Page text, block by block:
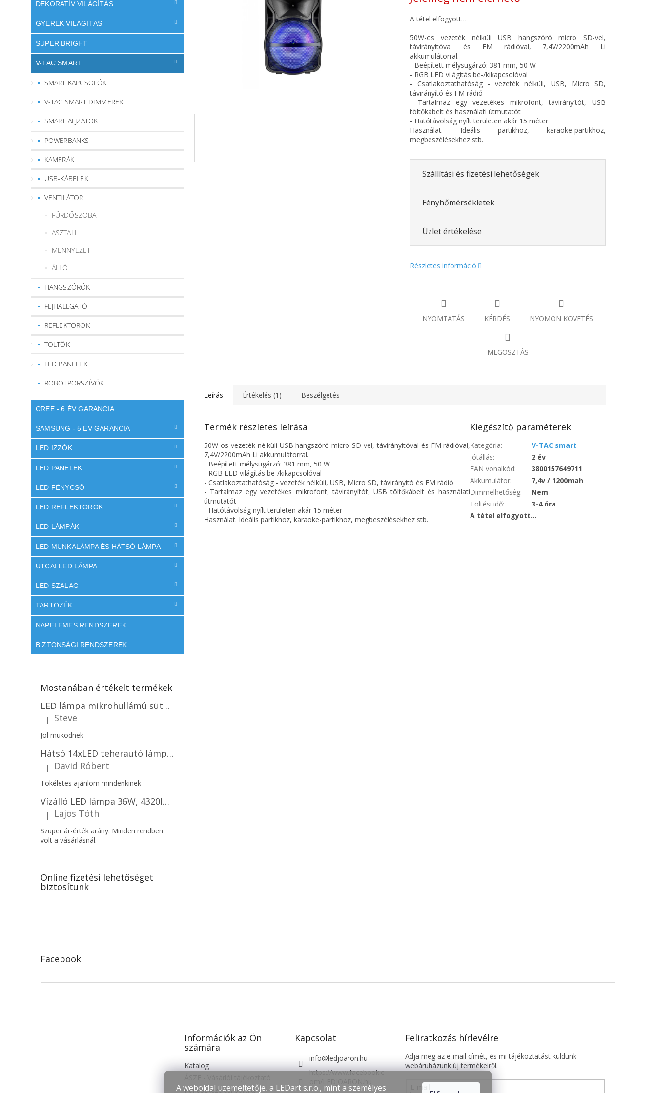
A weboldal üzemeltetője, a LEDart s.r.o., mint a személyes
DEKORATÍV VILÁGÍTÁS
GYEREK VILÁGÍTÁS
SUPER BRIGHT
V-TAC SMART
SMART KAPCSOLÓK
V-TAC SMART DIMMEREK
SMART ALJZATOK
POWERBANKS
KAMERÁK
USB-KÁBELEK
VENTILÁTOR
FÜRDŐSZOBA
ASZTALI
MENNYEZET
ÁLLÓ
HANGSZÓRÓK
FEJHALLGATÓ
REFLEKTOROK
TÖLTŐK
LED PANELEK
ROBOTPORSZÍVÓK
CREE - 6 ÉV GARANCIA
SAMSUNG - 5 ÉV GARANCIA
LED IZZÓK
LED PANELEK
LED FÉNYCSŐ
LED REFLEKTOROK
LED LÁMPÁK
LED MUNKALÁMPA ÉS HÁTSÓ LÁMPA
UTCAI LED LÁMPA
LED SZALAG
TARTOZÉK
NAPELEMES RENDSZEREK
BIZTONSÁGI RENDSZEREK
Mostanában értékelt termékek
LED lámpa mikrohullámú sütővel és fényérzékelővel 18W, 1830lm, IP44, 4000K, kerek, fehér keret/2-PACK!
A termék értékelése 5-ből 5 csillag.
| Steve
Jol mukodnek
Hátsó 14xLED teherautó lámpa, 12V, bal vagy jobb oldali vagy jobb oldali/2-PACK! [L1070-BL]
A termék értékelése 5-ből 5 csillag.
| David Róbert
Tökéletes ajánlom mindenkinek
Vízálló LED lámpa 36W, 4320lm (120lm/W), IP65, 120cm, 5+7 gratis!
A termék értékelése 5-ből 5 csillag.
| Lajos Tóth
Szuper ár-érték arány. Minden rendben
volt a vásárlásnál.
Online fizetési lehetőséget
biztosítunk
Facebook
A tétel elfogyott…
50W-os vezeték nélküli USB hangszóró micro SD-vel,
távirányítóval és FM rádióval, 7,4V/2200mAh Li
akkumulátorral.
- Beépített mélysugárzó: 381 mm, 50 W
- RGB LED világítás be-/kikapcsolóval
- Csatlakoztathatóság - vezeték nélküli, USB, Micro SD,
távirányító és FM rádió
- Tartalmaz egy vezetékes mikrofont, távirányítót, USB
töltőkábelt és használati útmutatót
- Hatótávolság nyílt területen akár 15 méter
Használat. Ideális partikhoz, karaoke-partikhoz,
megbeszélésekhez stb.
Szállítási és fizetési lehetőségek
Fényhőmérsékletek
Üzlet értékelése
Részletes információ
NYOMTATÁS KÉRDÉS NYOMON KÖVETÉS
MEGOSZTÁS
Leírás Értékelés (1) Beszélgetés
Termék részletes leírása
50W-os vezeték nélküli USB hangszóró micro SD-vel, távirányítóval és FM rádióval,
7,4V/2200mAh Li akkumulátorral.
- Beépített mélysugárzó: 381 mm, 50 W
- RGB LED világítás be-/kikapcsolóval
- Csatlakoztathatóság - vezeték nélküli, USB, Micro SD, távirányító és FM rádió
- Tartalmaz egy vezetékes mikrofont, távirányítót, USB töltőkábelt és használati
útmutatót
- Hatótávolság nyílt területen akár 15 méter
Használat. Ideális partikhoz, karaoke-partikhoz, megbeszélésekhez stb.
Kiegészítő paraméterek
Kategória:
V-TAC smart
Jótállás:
2 év
EAN vonalkód:
3800157649711
Akkumulátor:
7,4v / 1200mah
Dimmelhetőség:
Nem
Töltési idő:
3-4 óra
A tétel elfogyott…
Információk az Ön
számára
Katalog
Panaszkezelési politika
Kapcsolat
info@ledjoaron.hu
https://www.facebook.c
Feliratkozás hírlevélre
Adja meg az e-mail címét, és mi tájékoztatást küldünk
webáruházunk új termékeiről.
E-mail